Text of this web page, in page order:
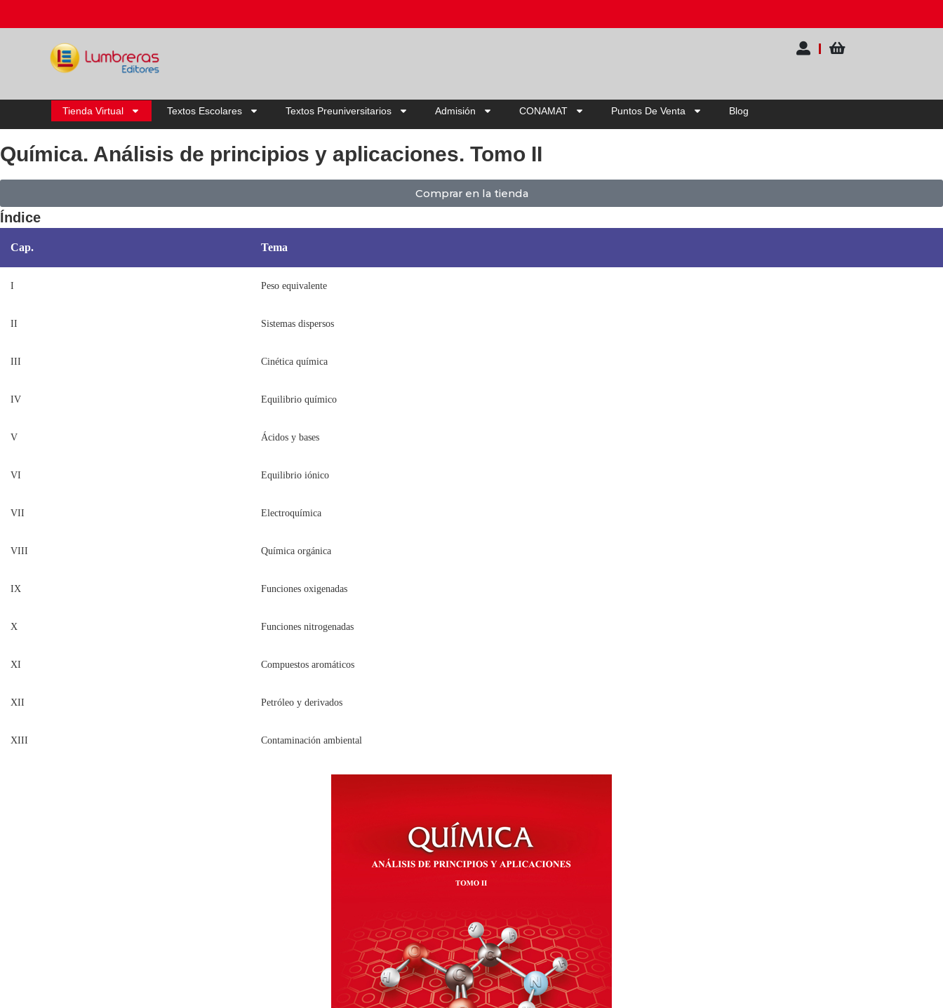
Tienda Virtual Textos Escolares Textos Preuniversitarios Admisión CONAMAT Puntos De Venta Blog
Química. Análisis de principios y aplicaciones. Tomo II
Comprar en la tienda
Índice
Cap. Tema
I Peso equivalente
II Sistemas dispersos
III Cinética química
IV Equilibrio químico
V Ácidos y bases
VI Equilibrio iónico
VII Electroquímica
VIII Química orgánica
IX Funciones oxigenadas
X Funciones nitrogenadas
XI Compuestos aromáticos
XII Petróleo y derivados
XIII Contaminación ambiental